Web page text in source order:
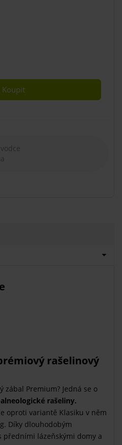
Koupit
rašelinový
zábal Premium? Jedná se o
rašeliny.
oproti variantě Klasiku v něm
Díky dlouhodobým
předními lázeňskými domy a